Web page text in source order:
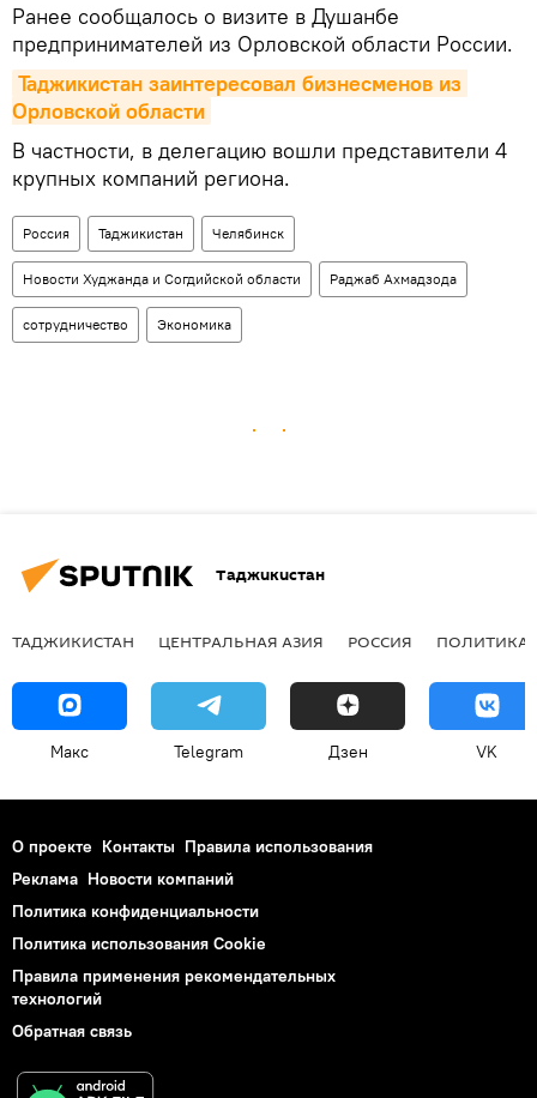
Ранее сообщалось о визите в Душанбе
предпринимателей из Орловской области России.
Таджикистан заинтересовал бизнесменов из
Орловской области
В частности, в делегацию вошли представители 4
крупных компаний региона.
Россия Таджикистан Челябинск
Новости Худжанда и Согдийской области Раджаб Ахмадзода
сотрудничество Экономика
Таджикистан
ТАДЖИКИСТАН ЦЕНТРАЛЬНАЯ АЗИЯ РОССИЯ ПОЛИТИКА
Макс Telegram Дзен VK
О проекте Контакты Правила использования
Реклама Новости компаний
Политика конфиденциальности
Политика использования Cookie
Правила применения рекомендательных
технологий
Обратная связь